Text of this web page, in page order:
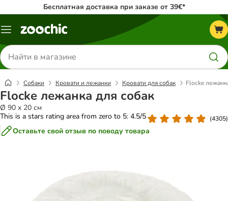
Бесплатная доставка при заказе от 39€*
Каталог
Поиск
товаров
Собаки Кровати и лежанки Кровати для собак Flocke
Flocke лежанка для собак
Ø 90 x 20 см
This is a stars rating area from zero to 5: 4.5/5
(4305)
Оставьте свой отзыв по поводу товара